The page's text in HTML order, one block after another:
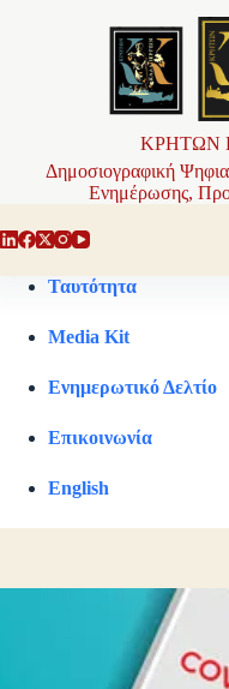
ΚΡΗΤΩΝ
Δημοσιογραφική
Ενημέρωσης,
Ταυτότητα
Media Kit
Ενημερωτικό Δελτίο
Επικοινωνία
English